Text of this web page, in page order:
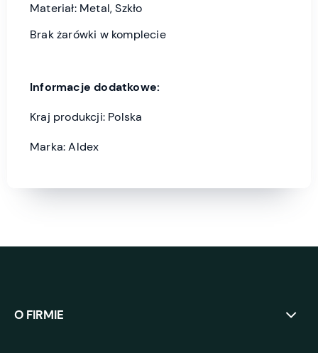
Materiał: Metal, Szkło
Brak żarówki w komplecie
Informacje dodatkowe:
Kraj produkcji: Polska
Marka: Aldex
O FIRMIE